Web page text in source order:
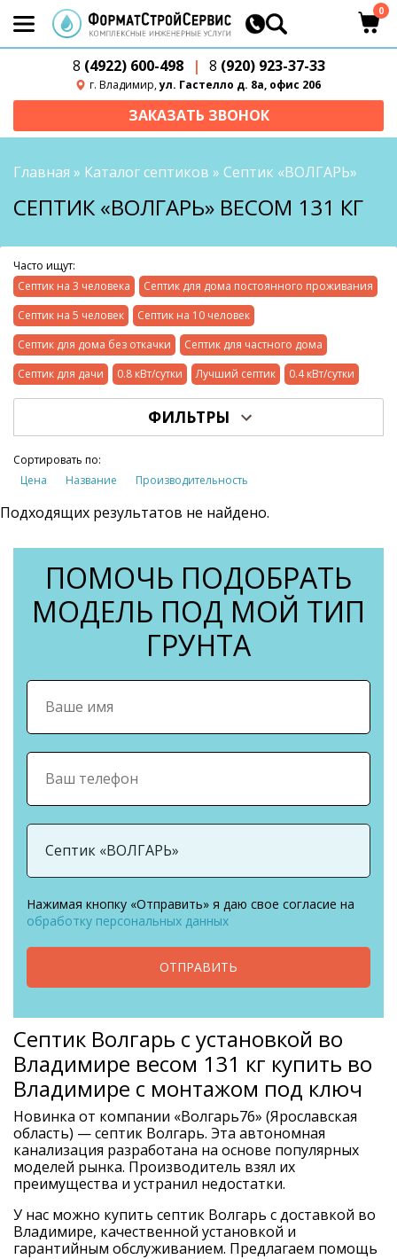
8 (4922) 600-498 | 8 (920) 923-37-33
г. Владимир,ул. Гастелло д. 8а, офис 206
0
ЗАКАЗАТЬ ЗВОНОК
Главная » Каталог септиков » Септик «ВОЛГАРЬ»
СЕПТИК «ВОЛГАРЬ» ВЕСОМ 131 КГ
Часто ищут:
Септик на 3 человека
Септик для дома постоянного проживания
Септик на 5 человек
Септик на 10 человек
Септик для дома без откачки
Септик для частного дома
Септик для дачи
0.8 кВт/сутки Лучший септик 0.4 кВт/сутки
ФИЛЬТРЫ
Сортировать по:
Цена
Название Производительность
Подходящих результатов не найдено.
ПОМОЧЬ ПОДОБРАТЬ
МОДЕЛЬ ПОД МОЙ ТИП
ГРУНТА
Нажимая кнопку «Отправить» я даю свое согласие на
обработку персональных данных
ОТПРАВИТЬ
Септик Волгарь с установкой во
Владимире весом 131 кг купить во
Владимире с монтажом под ключ
Новинка от компании «Волгарь76» (Ярославская
область) — септик Волгарь. Эта автономная
канализация разработана на основе популярных
моделей рынка. Производитель взял их
преимущества и устранил недостатки.
У нас можно купить септик Волгарь с доставкой во
Владимире, качественной установкой и
гарантийным обслуживанием. Предлагаем помощь